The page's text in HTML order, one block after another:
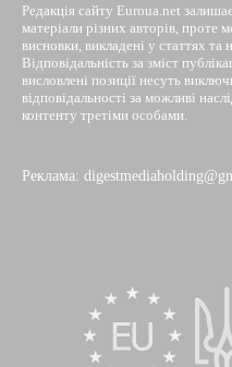
Редакція сайту Euroua.net
матеріали різних авторів, проте
висновки, викладені у статтях та
Відповідальність за зміст
висловлені позиції несуть
відповідальності за можливі
контенту третіми особами.
Реклама: